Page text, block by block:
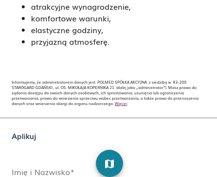
atrakcyjne wynagrodzenie,
komfortowe warunki,
elastyczne godziny,
przyjazną atmosferę.
Informujemy, że administratorem danych jest POLMED SPÓŁKA AKCYJNA z siedzibą w 83-200
STAROGARD GDAŃSKI , ul. OS. MIKOŁAJA KOPERNIKA 21 (dalej jako „administrator”). Masz prawo do
żądania dostępu do swoich danych osobowych, ich sprostowania, usunięcia lub ograniczenia
przetwarzania, prawo do wniesienia sprzeciwu wobec przetwarzania, a także prawo do przenoszenia
danych oraz wniesienia skargi do organu nadzorczego. Więcej
Aplikuj
Imię i Nazwisko*
map